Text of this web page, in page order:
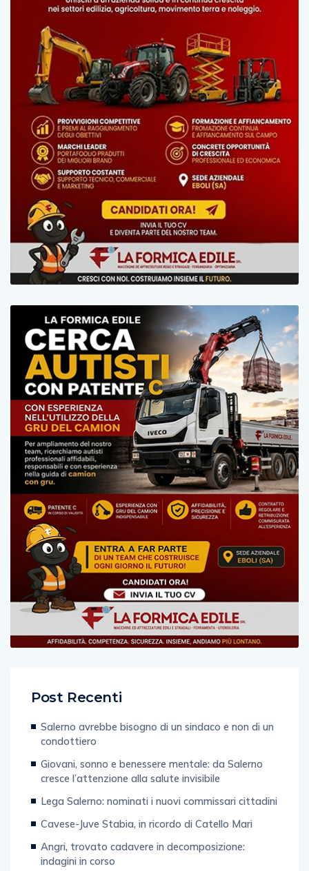
Post Recenti
Salerno avrebbe bisogno di un sindaco e non di un
condottiero
Giovani, sonno e benessere mentale: da Salerno
cresce l’attenzione alla salute invisibile
Lega Salerno: nominati i nuovi commissari cittadini
Cavese-Juve Stabia, in ricordo di Catello Mari
Angri, trovato cadavere in decomposizione:
indagini in corso